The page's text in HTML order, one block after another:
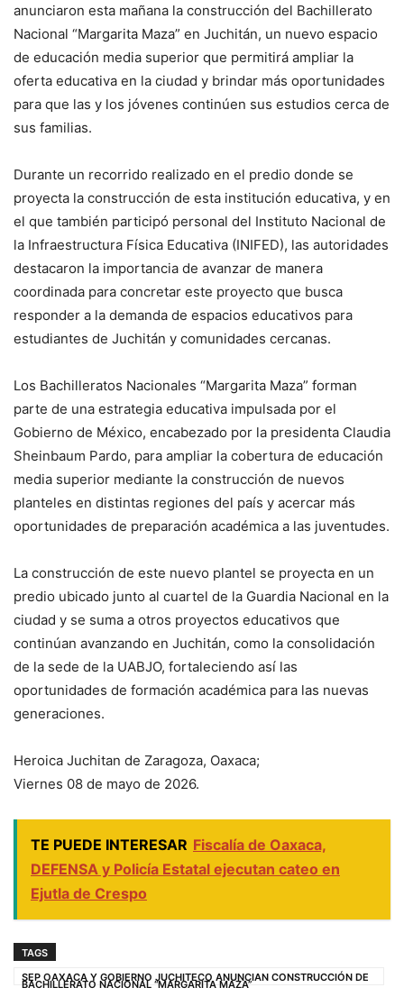
anunciaron esta mañana la construcción del Bachillerato
Nacional “Margarita Maza” en Juchitán, un nuevo espacio
de educación media superior que permitirá ampliar la
oferta educativa en la ciudad y brindar más oportunidades
para que las y los jóvenes continúen sus estudios cerca de
sus familias.
Durante un recorrido realizado en el predio donde se
proyecta la construcción de esta institución educativa, y en
el que también participó personal del Instituto Nacional de
la Infraestructura Física Educativa (INIFED), las autoridades
destacaron la importancia de avanzar de manera
coordinada para concretar este proyecto que busca
responder a la demanda de espacios educativos para
estudiantes de Juchitán y comunidades cercanas.
Los Bachilleratos Nacionales “Margarita Maza” forman
parte de una estrategia educativa impulsada por el
Gobierno de México, encabezado por la presidenta Claudia
Sheinbaum Pardo, para ampliar la cobertura de educación
media superior mediante la construcción de nuevos
planteles en distintas regiones del país y acercar más
oportunidades de preparación académica a las juventudes.
La construcción de este nuevo plantel se proyecta en un
predio ubicado junto al cuartel de la Guardia Nacional en la
ciudad y se suma a otros proyectos educativos que
continúan avanzando en Juchitán, como la consolidación
de la sede de la UABJO, fortaleciendo así las
oportunidades de formación académica para las nuevas
generaciones.
Heroica Juchitan de Zaragoza, Oaxaca;
Viernes 08 de mayo de 2026.
TE PUEDE INTERESAR Fiscalía de Oaxaca,
DEFENSA y Policía Estatal ejecutan cateo en
Ejutla de Crespo
TAGS
SEP OAXACA Y GOBIERNO JUCHITECO ANUNCIAN CONSTRUCCIÓN DE
BACHILLERATO NACIONAL “MARGARITA MAZA”